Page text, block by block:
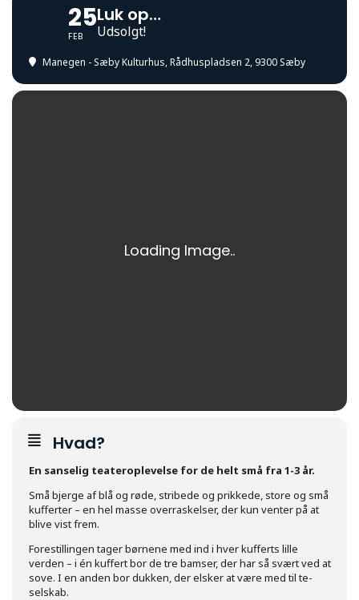
25
FEB
Luk op…
Udsolgt!
Manegen - Sæby Kulturhus, Rådhuspladsen 2, 9300 Sæby
Hvad?
En sanselig teateroplevelse for de helt små fra 1-3 år.
Små bjerge af blå og røde, stribede og prikkede, store og små
kufferter – en hel masse overraskelser, der kun venter på at
blive vist frem.
Forestillingen tager børnene med ind i hver kufferts lille
verden – i én kuffert bor de tre bamser, der har så svært ved at
sove. I en anden bor dukken, der elsker at være med til te-
selskab.